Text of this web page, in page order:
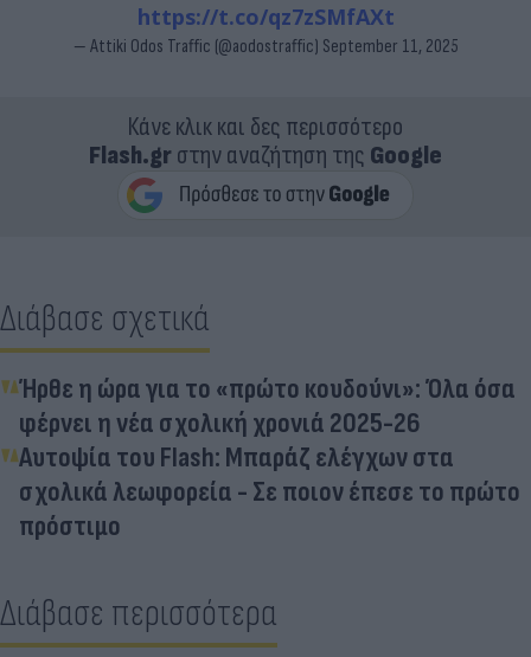
https://t.co/qz7zSMfAXt
— Attiki Odos Traffic (@aodostraffic) September 11, 2025
Κάνε κλικ και δες περισσότερο
Flash.grστην αναζήτηση της Google
Διάβασε σχετικά
Ήρθε η ώρα για το «πρώτο κουδούνι»: Όλα όσα
φέρνει η νέα σχολική χρονιά 2025-26
Αυτοψία του Flash: Μπαράζ ελέγχων στα
σχολικά λεωφορεία - Σε ποιον έπεσε το πρώτο
πρόστιμο
Διάβασε περισσότερα